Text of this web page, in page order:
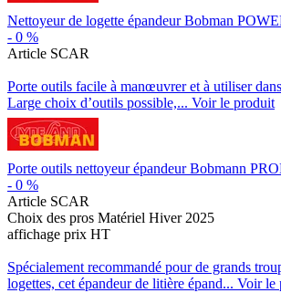
Nettoyeur de logette épandeur Bobman
- 0 %
Article SCAR
Porte outils facile à manœuvrer et à utiliser
Large choix d’outils possible,... Voir le produit
Porte outils nettoyeur épandeur Bobmann
- 0 %
Article SCAR
Choix des pros Matériel Hiver 2025
affichage prix HT
Spécialement recommandé pour de grands
logettes, cet épandeur de litière épand... Voir le